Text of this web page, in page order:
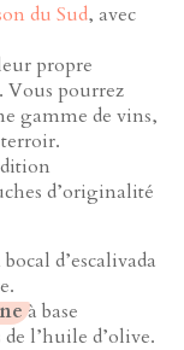
du Sud, avec
propre
Vous pourrez
gamme de vins,
d’originalité
d’escalivada
à base
l’huile d’olive.